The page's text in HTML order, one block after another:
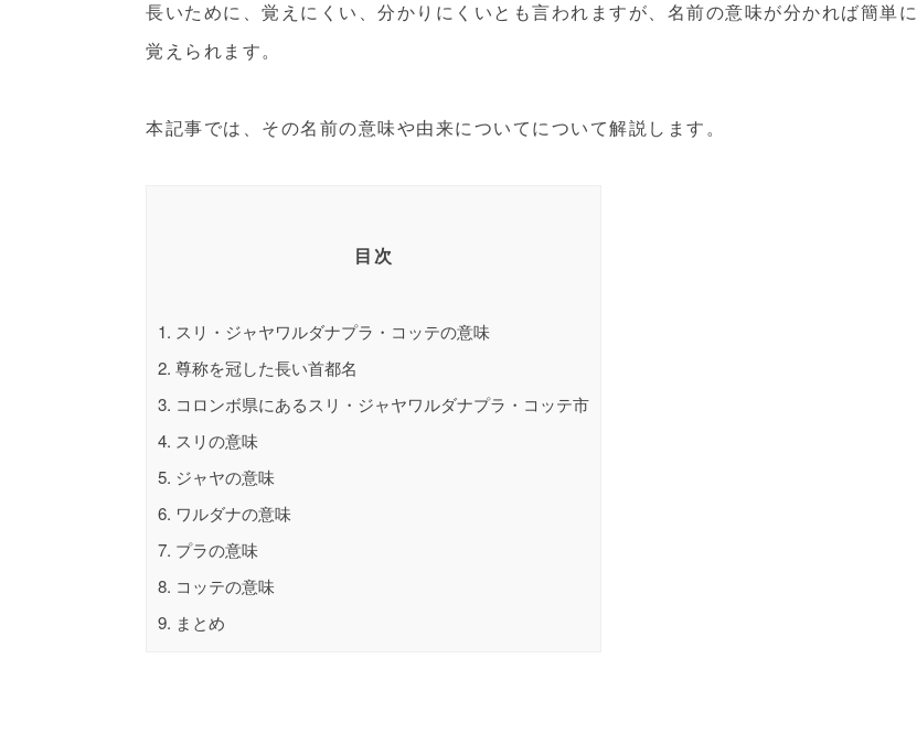
長いために、覚えにくい、分かりにくいとも言われますが、名前の意味が分かれば簡単に
覚えられます。
本記事では、その名前の意味や由来についてについて解説します。
目次
1. スリ・ジャヤワルダナプラ・コッテの意味
2. 尊称を冠した長い首都名
3. コロンボ県にあるスリ・ジャヤワルダナプラ・コッテ市
4. スリの意味
5. ジャヤの意味
6. ワルダナの意味
7. プラの意味
8. コッテの意味
9. まとめ